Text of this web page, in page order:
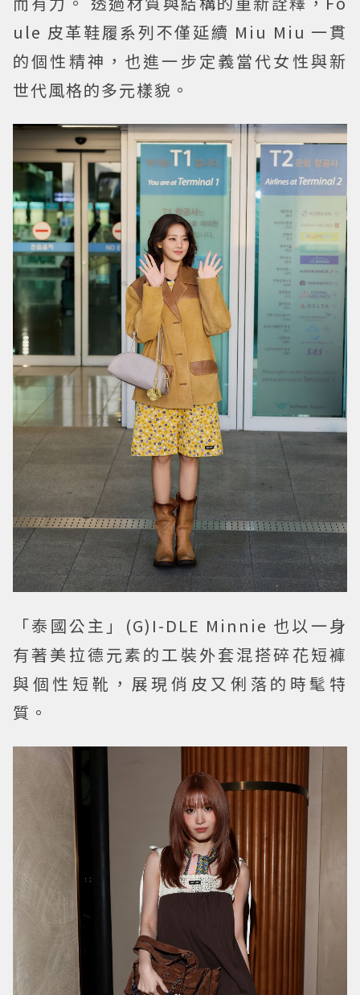
ule 皮革鞋履系列不僅延續 Miu Miu 一貫
的個性精神，也進一步定義當代女性與新
世代風格的多元樣貌。
「泰國公主」(G)I-DLE Minnie 也以一身
有著美拉德元素的工裝外套混搭碎花短褲
與個性短靴，展現俏皮又俐落的時髦特
質。